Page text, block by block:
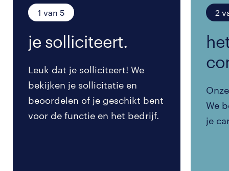
1 van 5
je solliciteert.
Leuk dat je solliciteert! We
bekijken je sollicitatie en
beoordelen of je geschikt bent
voor de functie en het bedrijf.
2
We
je